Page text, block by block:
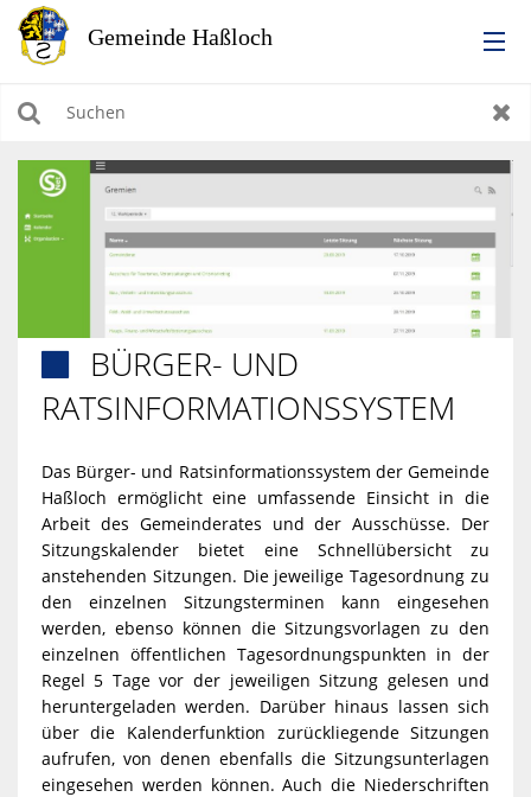
RATHAUS
LEBEN IN HASSLOCH
BILDUNG & KULTUR
WIRTSCHAFTEN, BAUEN, WOHNEN & UMWELT
TOURISMUS
Suchen
BÜRGER- UND
RATSINFORMATIONSSYSTEM
Das Bürger- und Ratsinformationssystem der Gemeinde
Haßloch ermöglicht eine umfassende Einsicht in die
Arbeit des Gemeinderates und der Ausschüsse. Der
Sitzungskalender bietet eine Schnellübersicht zu
anstehenden Sitzungen. Die jeweilige Tagesordnung zu
den einzelnen Sitzungsterminen kann eingesehen
werden, ebenso können die Sitzungsvorlagen zu den
einzelnen öffentlichen Tagesordnungspunkten in der
Regel 5 Tage vor der jeweiligen Sitzung gelesen und
heruntergeladen werden. Darüber hinaus lassen sich
über die Kalenderfunktion zurückliegende Sitzungen
aufrufen, von denen ebenfalls die Sitzungsunterlagen
eingesehen werden können. Auch die Niederschriften